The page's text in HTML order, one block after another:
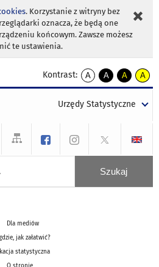
. Korzystanie z witryny bez
oznacza, że będą one
końcowym. Zawsze możesz
te ustawienia.
Kontrast:
A
kontrast
A
kontrast
tekst
czarnym
A
kontrast
tekst
czarnym
A
tekst
żółtym
Urzędy Statystyczne
Dla mediów
jak załatwić?
statystyczna